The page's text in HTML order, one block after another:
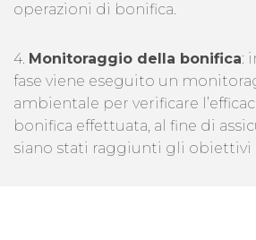
operazioni di bonifica.
4. Monitoraggio della bonifica:
fase viene eseguito un
ambientale per verificare
bonifica effettuata, al fine di
siano stati raggiunti gli obiettivi